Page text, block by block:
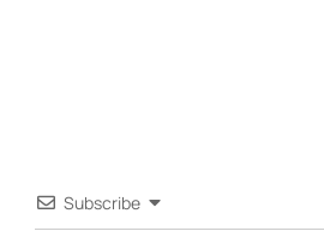
Subscribe